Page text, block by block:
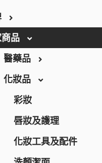
ARGELAN
THE RETINOTIME
THE RETINOTIME WHITE
W/M AAA
RECiPEO
REPLICA NOTES
品
醫藥品
保健食品
養生保健
營養補充
維他命
化妝品
彩妝
唇妝及護理
化妝工具及配件